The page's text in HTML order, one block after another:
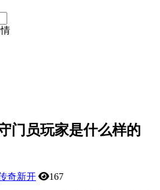
门员玩家是什么样的
奇新开 167